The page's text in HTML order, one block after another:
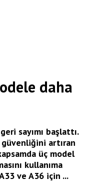
daha
sayımı başlattı.
güvenliğini artıran
üç model
kullanıma
ve A36 için ...